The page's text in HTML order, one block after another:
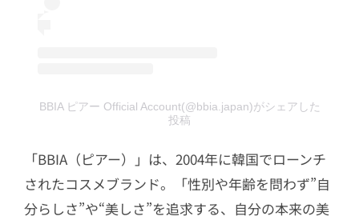
BBIA ピアー Official Account(@bbia.japan)がシェアした
投稿
「BBIA（ピアー）」は、2004年に韓国でローンチ
されたコスメブランド。「性別や年齢を問わず”自
分らしさ”や“美しさ”を追求する、自分の本来の美